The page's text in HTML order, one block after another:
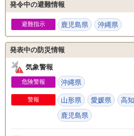
発令中の避難情報
避難指示 鹿児島県 沖縄県
発表中の防災情報
気象警報
危険警報 沖縄県
警報 山形県 愛媛県 高
鹿児島県